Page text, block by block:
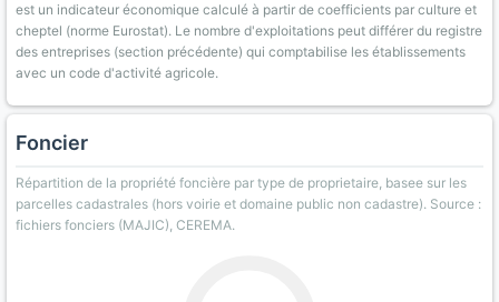
est un indicateur économique calculé à partir de coefficients par culture et
cheptel (norme Eurostat). Le nombre d'exploitations peut différer du registre
des entreprises (section précédente) qui comptabilise les établissements
avec un code d'activité agricole.
Foncier
Répartition de la propriété foncière par type de proprietaire, basee sur les
parcelles cadastrales (hors voirie et domaine public non cadastre). Source :
fichiers fonciers (MAJIC), CEREMA.